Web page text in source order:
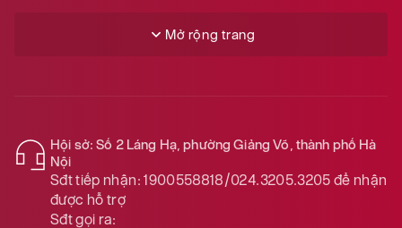
Mở rộng trang
Hội sở: Số 2 Láng Hạ, phường Giảng Võ, thành phố Hà
Nội
Sđt tiếp nhận: 1900558818/024.3205.3205để nhận
được hỗ trợ
Sđt gọi ra: